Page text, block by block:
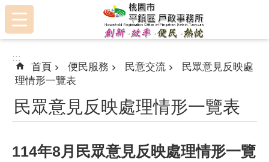
跳到主要內容區塊
:::
:::
首頁 便民服務 民意交流
民眾意見反映處
理情形一覽表
民眾意見反映處理情形一覽表
114年8月民眾意見反映處理情形一覽